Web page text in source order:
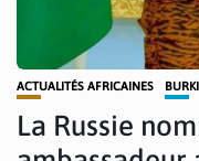
ACTUALITÉS AFRICAINES
La Russie